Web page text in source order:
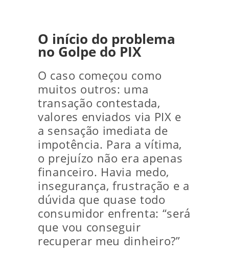
O início do problema
no Golpe do PIX
O caso começou como
muitos outros: uma
transação contestada,
valores enviados via PIX e
a sensação imediata de
impotência. Para a vítima,
o prejuízo não era apenas
financeiro. Havia medo,
insegurança, frustração e a
dúvida que quase todo
consumidor enfrenta: “será
que vou conseguir
recuperar meu dinheiro?”